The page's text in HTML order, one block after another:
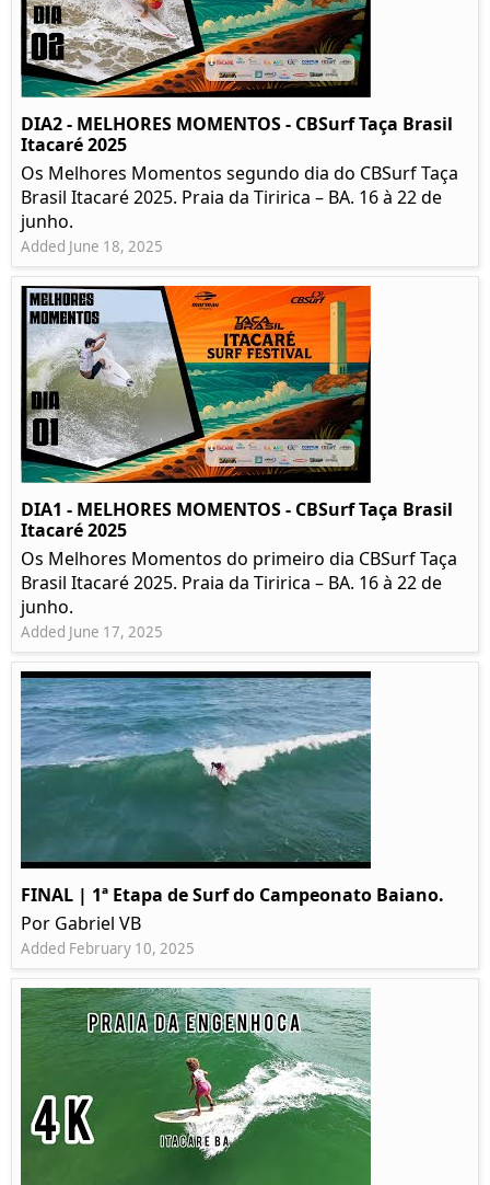
DIA2 - MELHORES MOMENTOS - CBSurf Taça Brasil
Itacaré 2025
Os Melhores Momentos segundo dia do CBSurf Taça
Brasil Itacaré 2025. Praia da Tiririca – BA. 16 à 22 de
junho.
Added June 18, 2025
DIA1 - MELHORES MOMENTOS - CBSurf Taça Brasil
Itacaré 2025
Os Melhores Momentos do primeiro dia CBSurf Taça
Brasil Itacaré 2025. Praia da Tiririca – BA. 16 à 22 de
junho.
Added June 17, 2025
FINAL | 1ª Etapa de Surf do Campeonato Baiano.
Por Gabriel VB
Added February 10, 2025